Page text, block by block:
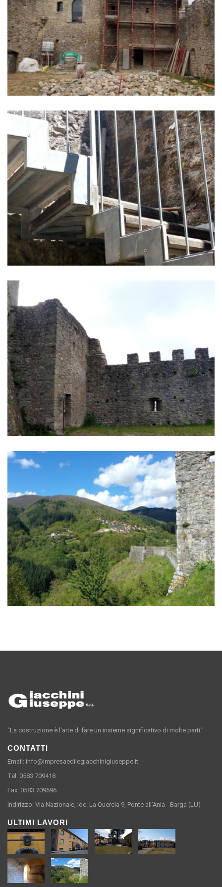
"La costruzione è l'arte di fare un insieme significativo di molte parti."
CONTATTI
Email: info@impresaedilegiacchinigiuseppe.it
Tel: 0583 709418
Fax: 0583 709696
Indirizzo: Via Nazionale, loc. La Quercia 9, Ponte all'Ania - Barga (LU)
ULTIMI LAVORI